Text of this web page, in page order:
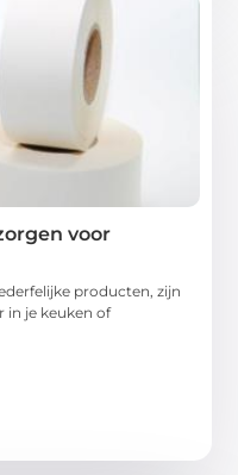
voor
producten, zijn
in je keuken of